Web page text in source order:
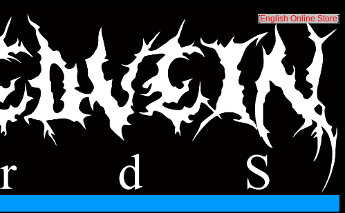
[English Online Store]